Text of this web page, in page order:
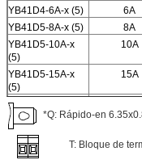
YB41D4-6A-x (5)
6A
YB41D5-8A-x (5)
8A
YB41D5-10A-x
(5)
10A
YB41D5-15A-x
(5)
15A
YB41D6-10A-x
(5)
YB41D6-15A-x
(5)
*Q: Rápido-en
T: Bloque de